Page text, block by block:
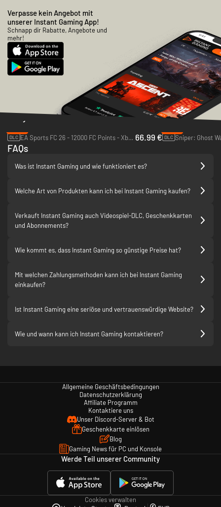
Schnell, zuverlässig und problemlos
⭐⭐⭐⭐⭐
1000017576.jpg
1000017575.jpg
Die Bewertung muss so
durchgeknallt sein wie das Game ?
?? JA! Bei Toxic Commando darf die
Bewertung auf keinen Fall normal
klingen. Ich würde die komplett
Dieses Game ist wie ein völlig
durchgedrehter Actionfilm auf drei
Energy-Drinks! ?? Überall Zombies,
Kugeln, Explosionen und komplettes
so verdammt viel Spaß. ? Du willst
einer Zombie-Apokalypse, ballerst
auf alles, was noch zuckt, und fragst
?? 10/10 – würde die Apokalypse
wieder auslösen!
Bei „Positives“ kannst du noch kurz
Zombies, Explosionen, dicke Waffen
Das ist eine Bewertung für
erwachsene nicht für Kinder ?
Genau ? Dann weniger Comic-Emoji-
Geballer und mehr erwachsener,
schwarzer Humor. So passt es
Toxic Commando ist herrlich
Kompliment.
Zombies, dicke Knarren, Fahrzeuge,
Explosionen und ein Dauerfeuer an
Verpasse kein Angebot mit
unserer Instant Gaming App!
Schnapp dir Rabatte, Angebote und
mehr!
Daily Deals
DLC EA Sports FC 26 - 12000 FC Points - Xbox One & Xbox Series X|S 66.99 € DLC
FAQs
Was ist Instant Gaming und wie funktioniert es?
Welche Art von Produkten kann ich bei Instant Gaming kaufen?
Verkauft Instant Gaming auch Videospiel-DLC, Geschenkkarten
und Abonnements?
Wie kommt es, dass Instant Gaming so günstige Preise hat?
Mit welchen Zahlungsmethoden kann ich bei Instant Gaming
einkaufen?
Ist Instant Gaming eine seriöse und vertrauenswürdige Website?
Wie und wann kann ich Instant Gaming kontaktieren?
Allgemeine Geschäftsbedingungen
Datenschutzerklärung
Affiliate Programm
Kontaktiere uns
Unser Discord-Server & Bot
Geschenkkarte einlösen
Blog
Gaming News für PC und Konsole
Werde Teil unserer Community
Cookies verwalten